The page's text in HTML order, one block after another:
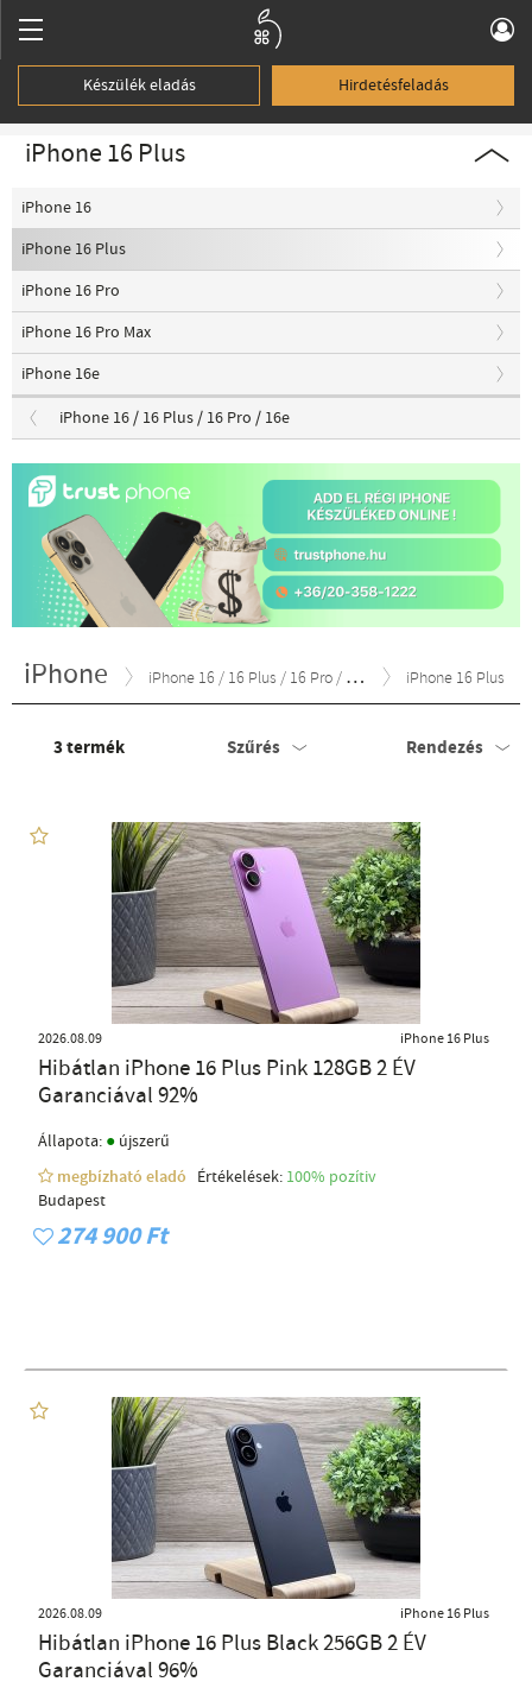
Készülék eladás Hirdetésfeladás
iPhone 16 Plus
iPhone 16
iPhone 16 Plus
iPhone 16 Pro
iPhone 16 Pro Max
iPhone 16e
iPhone 16 / 16 Plus / 16 Pro / 16e
iPhone iPhone 16 / 16 Plus / 16 Pro / 16e iPhone 16 Plus
3termék Szűrés Rendezés
2026.08.09 iPhone 16 Plus
Hibátlan iPhone 16 Plus Pink 128GB 2 ÉV
Garanciával 92%
Állapota: ● újszerű
megbízható eladó
Értékelések: 100% pozítiv
Budapest
274 900 Ft
2026.08.09 iPhone 16 Plus
Hibátlan iPhone 16 Plus Black 256GB 2 ÉV
Garanciával 96%